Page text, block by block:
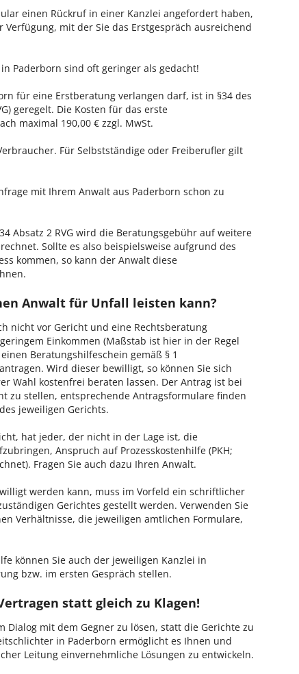
einen Rückruf in einer Kanzlei angefordert haben,
mit der Sie das Erstgespräch ausreichend
Paderborn sind oft geringer als gedacht!
für eine Erstberatung verlangen darf, ist in §34 des
geregelt. Die Kosten für das erste
maximal 190,00 € zzgl. MwSt.
Für Selbstständige oder Freiberufler gilt
mit Ihrem Anwalt aus Paderborn schon zu
Absatz 2 RVG wird die Beratungsgebühr auf weitere
Sollte es also beispielsweise aufgrund des
kommen, so kann der Anwalt diese
Anwalt für Unfall leisten kann?
nicht vor Gericht und eine Rechtsberatung
Einkommen (Maßstab ist hier in der Regel
Beratungshilfeschein gemäß § 1
Wird dieser bewilligt, so können Sie sich
Wahl kostenfrei beraten lassen. Der Antrag ist bei
zu stellen, entsprechende Antragsformulare finden
jeweiligen Gerichts.
hat jeder, der nicht in der Lage ist, die
Anspruch auf Prozesskostenhilfe (PKH;
Fragen Sie auch dazu Ihren Anwalt.
werden kann, muss im Vorfeld ein schriftlicher
Gerichtes gestellt werden. Verwenden Sie
Verhältnisse, die jeweiligen amtlichen Formulare,
können Sie auch der jeweiligen Kanzlei in
bzw. im ersten Gespräch stellen.
statt gleich zu Klagen!
Dialog mit dem Gegner zu lösen, statt die Gerichte zu
in Paderborn ermöglicht es Ihnen und
Leitung einvernehmliche Lösungen zu entwickeln.